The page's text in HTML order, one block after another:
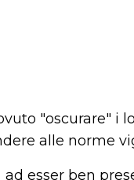
"oscurare" i
alle norme
ad esser ben